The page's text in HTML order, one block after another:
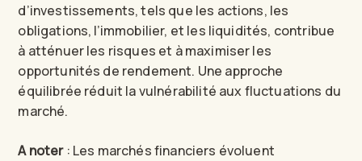
d’investissements, tels que les actions, les
obligations, l’immobilier, et les liquidités, contribue
à atténuer les risques et à maximiser les
opportunités de rendement. Une approche
équilibrée réduit la vulnérabilité aux fluctuations du
marché.
A noter: Les marchés financiers évoluent